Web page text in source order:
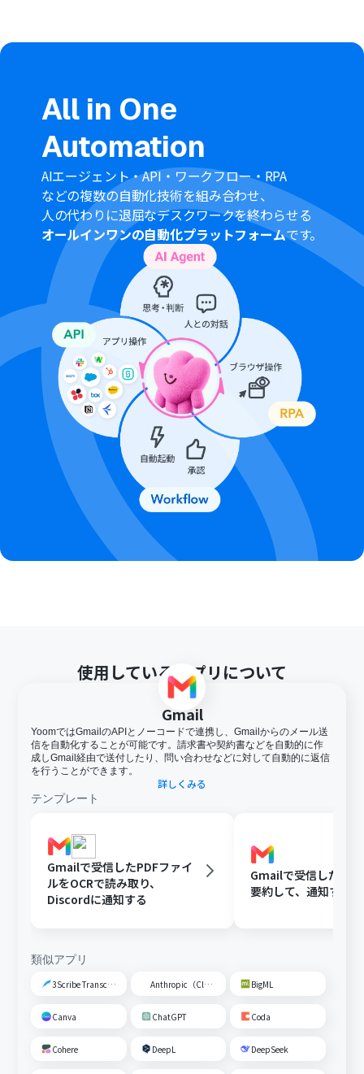
定できます。
OCR機能では、読み取り対象のファイルから抽出したい
項目（例：請求書番号、金額など）を自由に設定可能で
す。
書類発行機能では、任意のGoogle スプレッドシートを雛
形として設定し、どのセルにどの情報を出力するかを指
定できます。
Dropboxへのファイルアップロード設定では、アップロ
ード先のフォルダやファイル名を、固定値や前段で取得
した情報を組み合わせて任意に設定できます。
■注意事項
Gmail、DropboxのそれぞれとYoomを連携してくださ
トリガーは5分、10分、15分、30分、60分の間隔で起動
間隔を選択できます。
プランによって最短の起動間隔が異なりますので、ご注意
ください。
分岐はミニプラン以上のプランでご利用いただける機能
（オペレーション）となっております。フリープランの場
合は設定しているフローボットのオペレーションはエラ
ーとなりますので、ご注意ください。
ミニプランなどの有料プランは、2週間の無料トライアル
を行うことが可能です。無料トライアル中には制限対象の
アプリや機能（オペレーション）を使用することができ
ます。
OCRまたは音声を文字起こしするAIオペレーションはチ
ームプラン・サクセスプランでのみご利用いただける機能
となっております。フリープラン・ミニプランの場合は設
定しているフローボットのオペレーションはエラーとな
などは読み取れない場合があるので、ご注意ください。
ダウンロード可能なファイル容量は最大300MBまでで
す。アプリの仕様によっては300MB未満になる可能性が
あるので、ご注意ください。
トリガー、各オペレーションでの取り扱い可能なファイ
ル容量の詳細は下記をご参照ください。
https://intercom.help/yoom/ja/articles/9413924
オペレーション数が5つを越えるフローボットを作成する
際は、ミニプラン以上のプランで設定可能です。フリープ
ださい。
All in One
Automation
AIエージェント・API・ワークフロー・RPA
などの複数の自動化技術を組み合わせ、
人の代わりに退屈なデスクワークを終わらせる
オールインワンの自動化プラットフォームです。
使用しているアプリについて
Gmail
YoomではGmailのAPIとノーコードで連携し、Gmailからのメール送
信を自動化することが可能です。請求書や契約書などを自動的に作
成しGmail経由で送付したり、問い合わせなどに対して自動的に返信
を行うことができます。
詳しくみる
テンプレート
Gmailで受信したPDFファイ
ルをOCRで読み取り、
Discordに通知する
Gmailで受信した内
要約して、通知する
類似アプリ
3Scribe Transcription Anthropic（Claude） BigML
Canva ChatGPT Coda
Cohere DeepL DeepSeek